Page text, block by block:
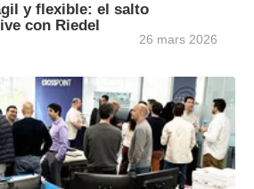
y flexible: el salto
con Riedel
26 mars 2026